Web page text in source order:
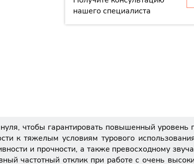
нашего специалиста
чтобы гарантировать повышенный уровень
к тяжелым условиям турового
и прочности, а также превосходному
частотный отклик при работе с очень